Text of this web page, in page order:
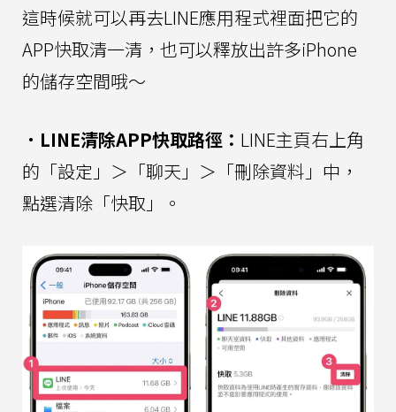
這時候就可以再去LINE應用程式裡面把它的
APP快取清一清，也可以釋放出許多iPhone
的儲存空間哦～
．LINE清除APP快取路徑： LINE主頁右上角
的「設定」＞「聊天」＞「刪除資料」中，
點選清除「快取」。